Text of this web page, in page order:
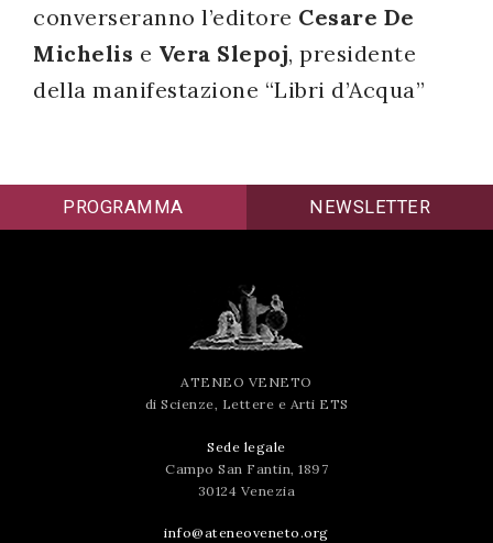
converseranno l’editore Cesare De
Michelis e Vera Slepoj, presidente
della manifestazione “Libri d’Acqua”
Registrazione
avvenuta con
successo!
PROGRAMMA NEWSLETTER
ATENEO VENETO
di Scienze, Lettere e Arti ETS
Sede legale
Campo San Fantin, 1897
30124 Venezia
info@ateneoveneto.org